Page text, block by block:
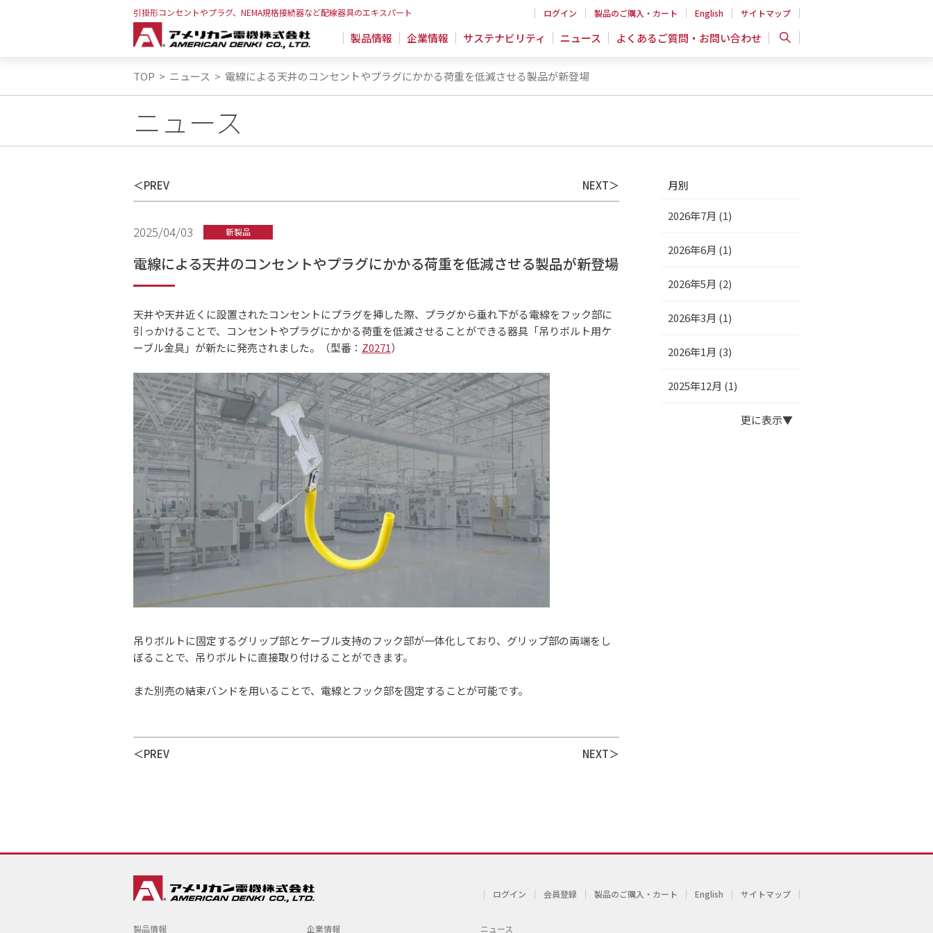
引掛形コンセントやプラグ、NEMA規格接続器など配線器具のエキスパート ログイン 製品のご購入・カート English サイトマップ
製品情報 企業情報 サステナビリティ ニュース よくあるご質問・お問い合わせ
TOP > ニュース > 電線による天井のコンセントやプラグにかかる荷重を低減させる製品が新登場
ニュース
PREV NEXT
2025/04/03 新製品
電線による天井のコンセントやプラグにかかる荷重を低減させる製品が新登場
天井や天井近くに設置されたコンセントにプラグを挿した際、プラグから垂れ下がる電線をフック部に
引っかけることで、コンセントやプラグにかかる荷重を低減させることができる器具「吊りボルト用ケ
ーブル金具」が新たに発売されました。（型番： Z0271）
吊りボルトに固定するグリップ部とケーブル支持のフック部が一体化しており、グリップ部の両端をし
ぼることで、吊りボルトに直接取り付けることができます。
また別売の結束バンドを用いることで、電線とフック部を固定することが可能です。
PREV NEXT
月別
2026年7月 (1)
2026年6月 (1)
2026年5月 (2)
2026年3月 (1)
2026年1月 (3)
2025年12月 (1)
更に表示
ログイン 会員登録 製品のご購入・カート English サイトマップ
製品情報 企業情報 ニュース